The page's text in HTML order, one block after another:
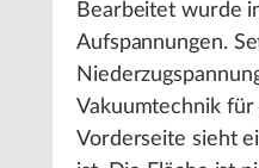
Bearbeitet wurde
Aufspannungen.
Vakuumtechnik
Vorderseite sieht